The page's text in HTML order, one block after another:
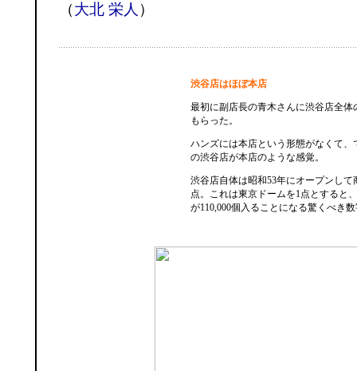
（大北 栄人 ）
渋谷店はほぼ本店
最初に副店長の青木さんに渋谷店全体
もらった。
ハンズには本店という形態がなくて、
の渋谷店が本店のような感覚。
渋谷店自体は昭和53年にオープンして
点。これは東京ドームを1点とすると
が110,000個入ることになる驚くべき